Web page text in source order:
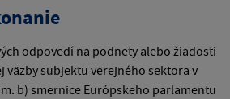
odpovedí na podnety alebo žiadosti
väzby subjektu verejného sektora v
b) smernice Európskeho parlamentu